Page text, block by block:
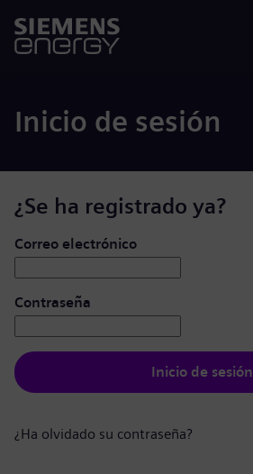
Inicio de sesión
¿Se ha registrado ya?
Iniciar de sesión: usuario y contraseña
Correo electrónico
Contraseña
Inicio de sesión
¿Ha olvidado su contraseña?